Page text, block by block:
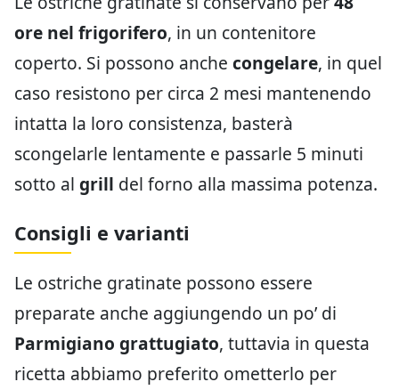
ore nel frigorifero, in un contenitore
coperto. Si possono anche congelare, in quel
caso resistono per circa 2 mesi mantenendo
intatta la loro consistenza, basterà
scongelarle lentamente e passarle 5 minuti
sotto al grill del forno alla massima potenza.
Consigli e varianti
Le ostriche gratinate possono essere
preparate anche aggiungendo un po’ di
Parmigiano grattugiato, tuttavia in questa
ricetta abbiamo preferito ometterlo per